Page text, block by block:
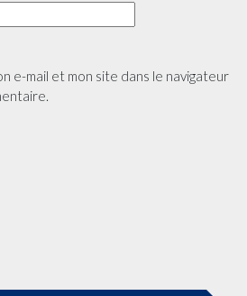
e-mail et mon site dans le navigateur